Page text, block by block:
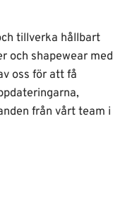
tillverka hållbart
och shapewear med
oss för att få
från vårt team i